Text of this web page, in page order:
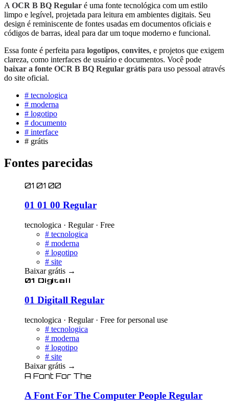
A OCR B BQ Regular é uma fonte tecnológica com um estilo
limpo e legível, projetada para leitura em ambientes digitais. Seu
design é reminiscente de fontes usadas em documentos oficiais e
códigos de barras, ideal para dar um toque moderno e funcional.
Essa fonte é perfeita para logotipos, convites, e projetos que exigem
clareza, como interfaces de usuário e documentos. Você pode
baixar a fonte OCR B BQ Regular grátis para uso pessoal através
do site oficial.
# tecnologica
# moderna
# logotipo
# documento
# interface
# grátis
Fontes parecidas
01 01 00
01 01 00 Regular
tecnologica · Regular · Free
# tecnologica
# moderna
# logotipo
# site
Baixar grátis →
01 Digitall
01 Digitall Regular
tecnologica · Regular · Free for personal use
# tecnologica
# moderna
# logotipo
# site
Baixar grátis →
A Font For The
A Font For The Computer People Regular